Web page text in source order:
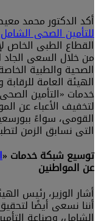
أكد الدكتور محمد
للتأمين الصحى
القطاع الطبى الخاص
من خلال السعى الجاد
الصحية والطبية
الهيئة العامة
خدمات «التأمين
لتخفيف الأعباء عن
القومى، سواءً
التى نسابق الزمن
توسيع شبكة خدمات «
عن المواطنين
أشار الوزير، رئيس
أننا نسعى أيضًا